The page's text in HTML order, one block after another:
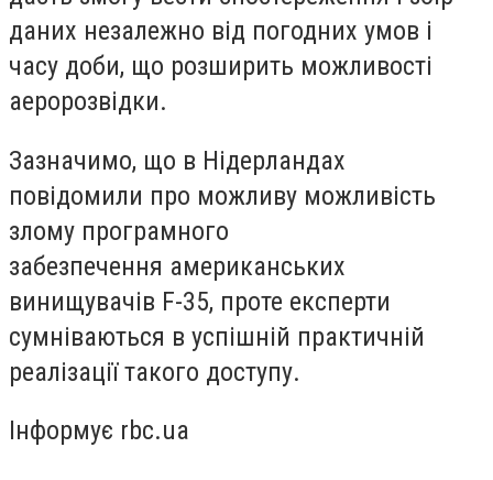
даних незалежно від погодних умов і
часу доби, що розширить можливості
аеророзвідки.
Зазначимо, що в Нідерландах
повідомили про можливу можливість
злому програмного
забезпечення американських
винищувачів F-35, проте експерти
сумніваються в успішній практичній
реалізації такого доступу.
Інформує rbc.ua